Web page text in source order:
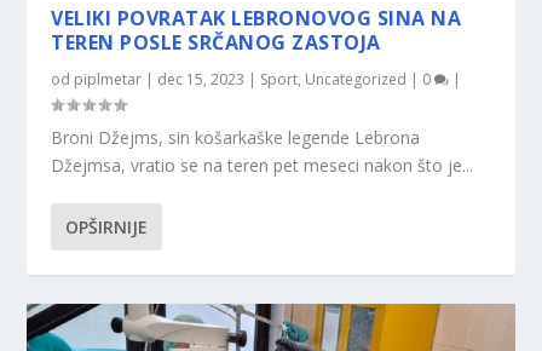
VELIKI POVRATAK LEBRONOVOG SINA NA
TEREN POSLE SRČANOG ZASTOJA
od piplmetar | dec 15, 2023 | Sport, Uncategorized | 0 |
Broni Džejms, sin košarkaške legende Lebrona
Džejmsa, vratio se na teren pet meseci nakon što je...
OPŠIRNIJE